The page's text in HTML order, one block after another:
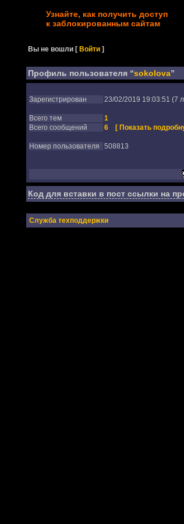
Узнайте, как получить доступ
к заблокированным сайтам
Вы не вошли [Войти ]
Профиль пользователя “sokolova”
Зарегистрирован 23/02/2019 19:03:51 (7
Всего тем
1
Всего сообщений
6 [ Показать
Номер пользователя 508813
Код для вставки в пост ссылки на
Служба техподдержки